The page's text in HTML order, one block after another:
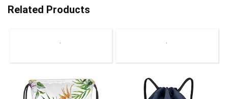
Related Products